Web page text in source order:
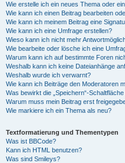
Wie erstelle ich ein neues Thema oder
Wie kann ich einen Beitrag bearbeiten
Wie kann ich meinem Beitrag eine
Wie kann ich eine Umfrage erstellen?
Wieso kann ich nicht mehr
Wie bearbeite oder lösche ich eine
Warum kann ich auf bestimmte Foren
Weshalb kann ich keine Dateianhänge
Weshalb wurde ich verwarnt?
Wie kann ich Beiträge den Moderatoren
Was bewirkt die „Speichern“-
Warum muss mein Beitrag erst
Wie markiere ich ein Thema als neu?
Textformatierung und Thementypen
Was ist BBCode?
Kann ich HTML benutzen?
Was sind Smileys?